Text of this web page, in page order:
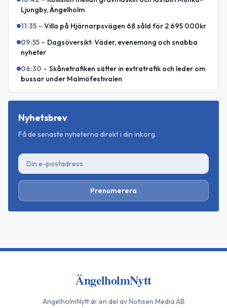
Ljungby, Ängelholm
11:35 – Villa på Hjärnarpsvägen 68 såld för 2 695 000kr
09:55 – Dagsöversikt: Väder, evenemang och snabba
nyheter
06:30 – Skånetrafiken sätter in extratrafik och leder om
bussar under Malmöfestivalen
Nyhetsbrev
Få de senaste nyheterna direkt i din inkorg.
Prenumerera
ÄngelholmNytt
ÄngelholmNyttär en del av Notisen Media AB